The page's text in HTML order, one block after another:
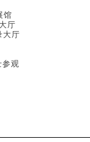
馆
厅
大厅
参观